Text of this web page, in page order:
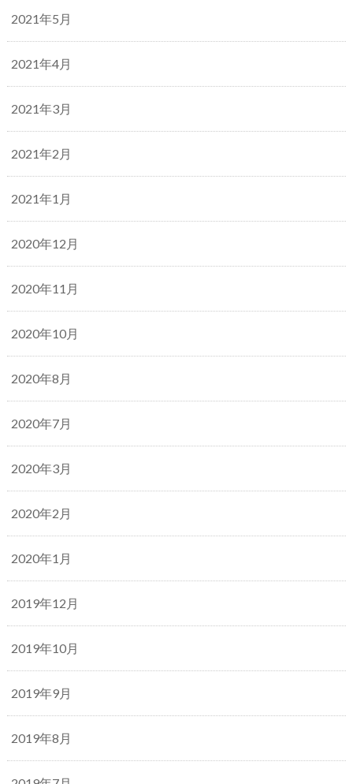
2021年5月
2021年4月
2021年3月
2021年2月
2021年1月
2020年12月
2020年11月
2020年10月
2020年8月
2020年7月
2020年3月
2020年2月
2020年1月
2019年12月
2019年10月
2019年9月
2019年8月